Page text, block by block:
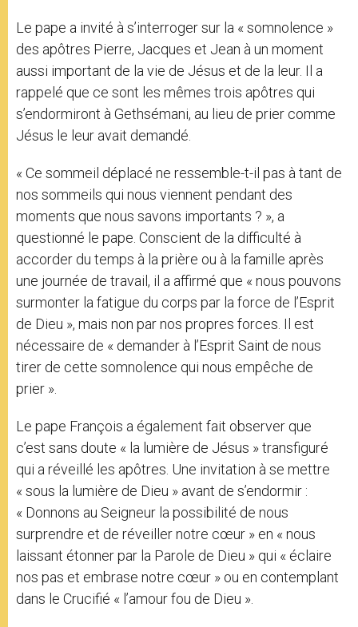
Le pape a invité à s’interroger sur la « somnolence »
des apôtres Pierre, Jacques et Jean à un moment
aussi important de la vie de Jésus et de la leur. Il a
rappelé que ce sont les mêmes trois apôtres qui
s’endormiront à Gethsémani, au lieu de prier comme
Jésus le leur avait demandé.
« Ce sommeil déplacé ne ressemble-t-il pas à tant de
nos sommeils qui nous viennent pendant des
moments que nous savons importants ? », a
questionné le pape. Conscient de la difficulté à
accorder du temps à la prière ou à la famille après
une journée de travail, il a affirmé que « nous pouvons
surmonter la fatigue du corps par la force de l’Esprit
de Dieu », mais non par nos propres forces. Il est
nécessaire de « demander à l’Esprit Saint de nous
tirer de cette somnolence qui nous empêche de
prier ».
Le pape François a également fait observer que
c’est sans doute « la lumière de Jésus » transfiguré
qui a réveillé les apôtres. Une invitation à se mettre
« sous la lumière de Dieu » avant de s’endormir :
« Donnons au Seigneur la possibilité de nous
surprendre et de réveiller notre cœur » en « nous
laissant étonner par la Parole de Dieu » qui « éclaire
nos pas et embrase notre cœur » ou en contemplant
dans le Crucifié « l’amour fou de Dieu ».